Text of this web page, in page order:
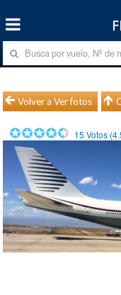
Volver a Ver fotos
15 Votos (